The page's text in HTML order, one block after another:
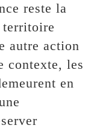
reste la
territoire
autre action
contexte, les
en